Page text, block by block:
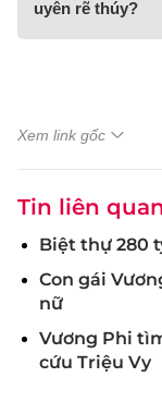
uyên rẽ thúy?
Xem link gốc
Tin liên
Biệt thự 280
Con gái
nữ
Vương Phi
cứu Triệu Vy